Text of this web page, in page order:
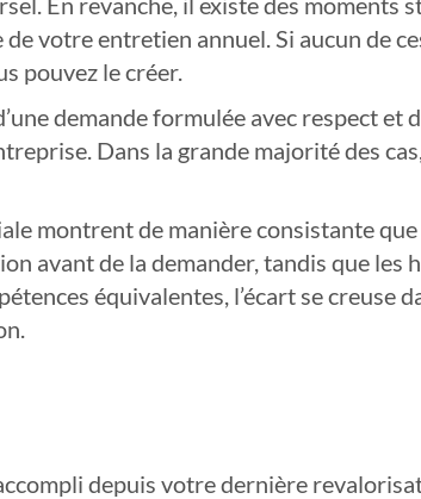
votre entretien annuel. Si aucun de
pouvez le créer.
demande formulée avec respect et
Dans la grande majorité des
montrent de manière consistante
avant de la demander, tandis que les
équivalentes, l’écart se creuse
depuis votre dernière